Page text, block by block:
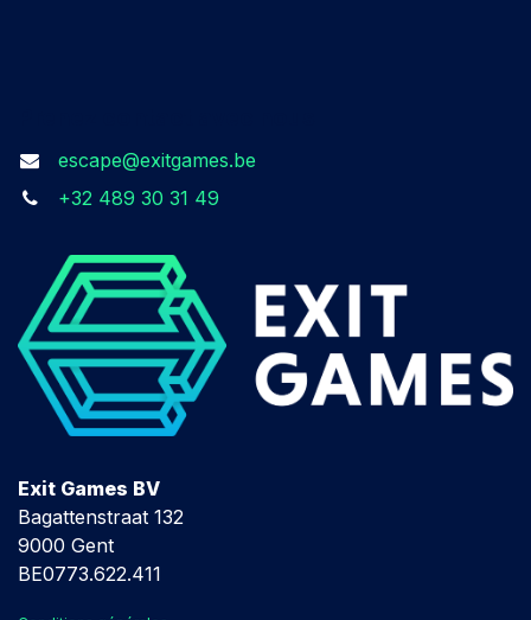
escape@exitgames.be
+32 489 30 31 49
Exit Games BV
Bagattenstraat 132
9000 Gent
BE0773.622.411